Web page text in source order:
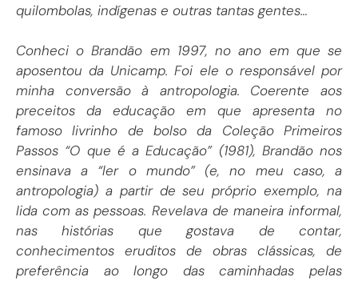
quilombolas, indígenas e outras tantas gentes…
Conheci o Brandão em 1997, no ano em que se
aposentou da Unicamp. Foi ele o responsável por
minha conversão à antropologia. Coerente aos
preceitos da educação em que apresenta no
famoso livrinho de bolso da Coleção Primeiros
Passos “O que é a Educação” (1981), Brandão nos
ensinava a “ler o mundo” (e, no meu caso, a
antropologia) a partir de seu próprio exemplo, na
lida com as pessoas. Revelava de maneira informal,
nas histórias que gostava de contar,
conhecimentos eruditos de obras clássicas, de
preferência ao longo das caminhadas pelas